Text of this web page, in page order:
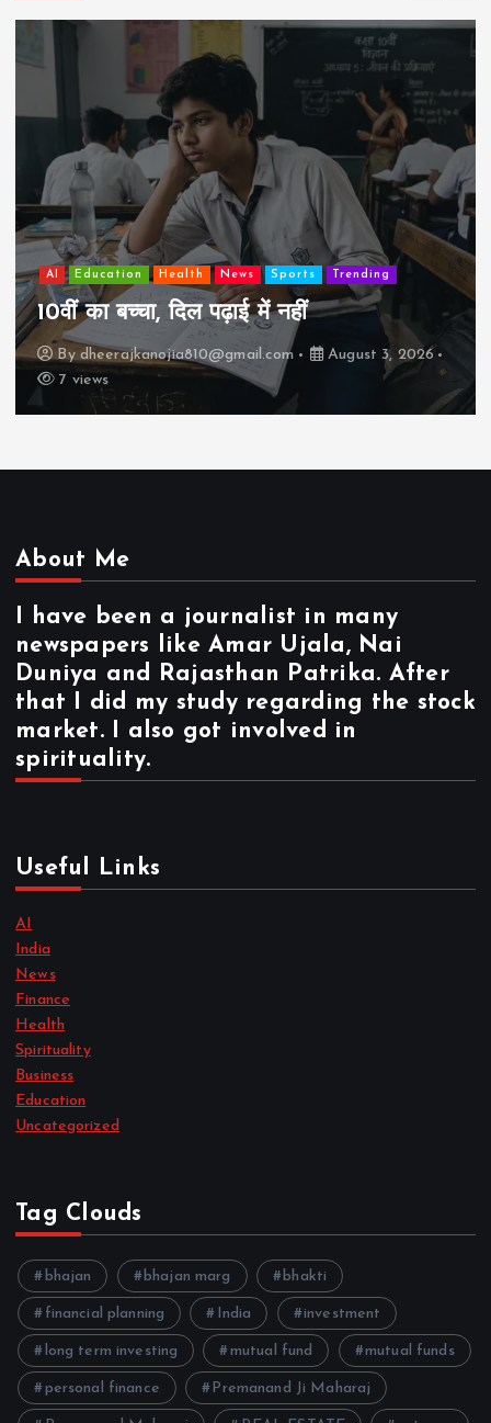
AI Education Health News Sports Trending
10वीं का बच्चा, दिल पढ़ाई में नहीं
By dheerajkanojia810@gmail.com
August 3, 2026
7 views
About Me
I have been a journalist in many
newspapers like Amar Ujala, Nai
Duniya and Rajasthan Patrika. After
that I did my study regarding the stock
market. I also got involved in
spirituality.
Useful Links
AI
India
News
Finance
Health
Spirituality
Business
Education
Uncategorized
Tag Clouds
bhajan bhajan marg bhakti
financial planning India investment
long term investing mutual fund mutual funds
personal finance Premanand Ji Maharaj